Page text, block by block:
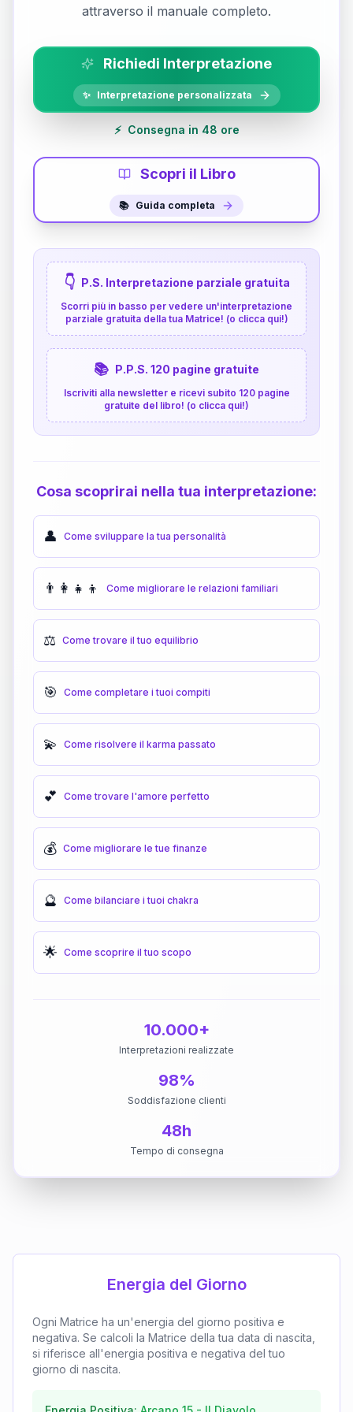
attraverso il manuale completo.
Richiedi Interpretazione
✨ Interpretazione personalizzata
⚡ Consegna in 48 ore
Scopri il Libro
📚 Guida completa
👇 P.S. Interpretazione parziale gratuita
Scorri più in basso per vedere un'interpretazione
parziale gratuita della tua Matrice! (o clicca qui!)
📚 P.P.S. 120 pagine gratuite
Iscriviti alla newsletter e ricevi subito 120 pagine
gratuite del libro! (o clicca qui!)
Cosa scoprirai nella tua interpretazione:
👤 Come sviluppare la tua personalità
👨‍👩‍👧‍👦 Come migliorare le relazioni familiari
⚖️ Come trovare il tuo equilibrio
🎯 Come completare i tuoi compiti
💫 Come risolvere il karma passato
💕 Come trovare l'amore perfetto
💰 Come migliorare le tue finanze
🔮 Come bilanciare i tuoi chakra
🌟 Come scoprire il tuo scopo
10.000+
Interpretazioni realizzate
98%
Soddisfazione clienti
48h
Tempo di consegna
Energia del Giorno
Ogni Matrice ha un'energia del giorno positiva e
negativa. Se calcoli la Matrice della tua data di nascita,
si riferisce all'energia positiva e negativa del tuo
giorno di nascita.